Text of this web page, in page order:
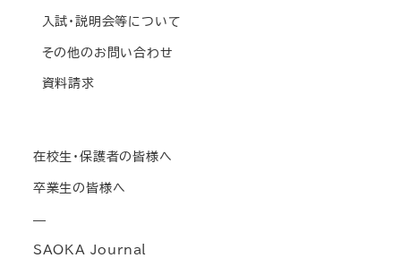
入試・説明会等について
その他のお問い合わせ
資料請求
在校生・保護者の皆様へ
卒業生の皆様へ
—
SAOKA Journal